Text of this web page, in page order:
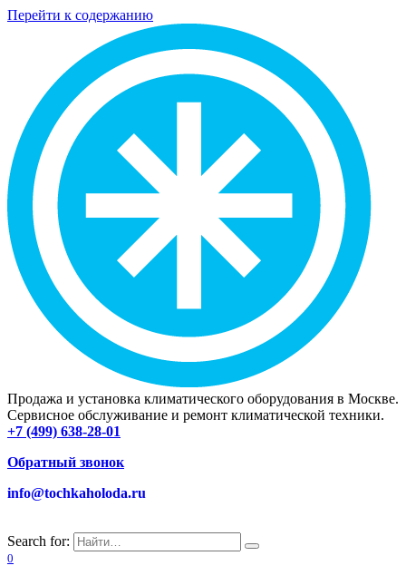
Перейти к содержанию
Продажа и установка климатического оборудования в Москве.
Сервисное обслуживание и ремонт климатической техники.
+7 (499) 638-28-01
Обратный звонок
info@tochkaholoda.ru
Search for:
0